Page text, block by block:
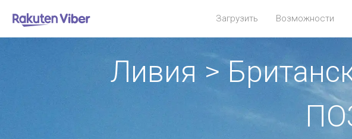
Загрузить Возможности
Ливия >